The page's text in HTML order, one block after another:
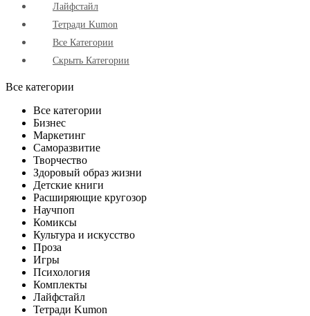
Лайфстайл
Тетради Kumon
Все Категории
Скрыть Категории
Все категории
Все категории
Бизнес
Маркетинг
Саморазвитие
Творчество
Здоровый образ жизни
Детские книги
Расширяющие кругозор
Научпоп
Комиксы
Культура и искусство
Проза
Игры
Психология
Комплекты
Лайфстайл
Тетради Kumon